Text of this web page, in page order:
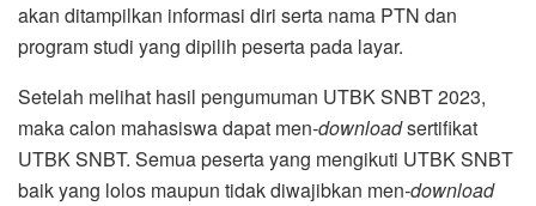
akan ditampilkan informasi diri serta nama PTN dan
program studi yang dipilih peserta pada layar.
Setelah melihat hasil pengumuman UTBK SNBT 2023,
maka calon mahasiswa dapat men-downloadsertifikat
UTBK SNBT. Semua peserta yang mengikuti UTBK SNBT
baik yang lolos maupun tidak diwajibkan men-download